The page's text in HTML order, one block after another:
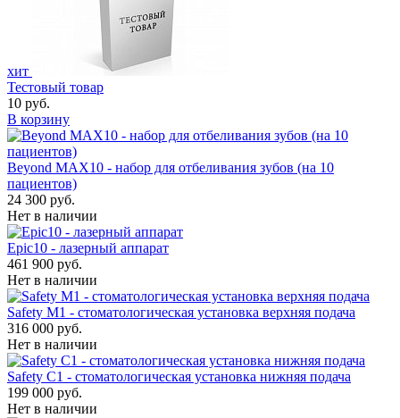
хит
Тестовый товар
10 руб.
В корзину
Beyond MAX10 - набор для отбеливания зубов (на 10
пациентов)
24 300 руб.
Нет в наличии
Epic10 - лазерный аппарат
461 900 руб.
Нет в наличии
Safety M1 - стоматологическая установка верхняя подача
316 000 руб.
Нет в наличии
Safety C1 - стоматологическая установка нижняя подача
199 000 руб.
Нет в наличии